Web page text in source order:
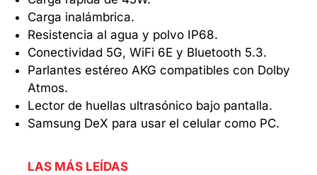
Carga inalámbrica.
Resistencia al agua y polvo IP68.
Conectividad 5G, WiFi 6E y Bluetooth 5.3.
Parlantes estéreo AKG compatibles con Dolby
Atmos.
Lector de huellas ultrasónico bajo pantalla.
Samsung DeX para usar el celular como PC.
LAS MÁS LEÍDAS